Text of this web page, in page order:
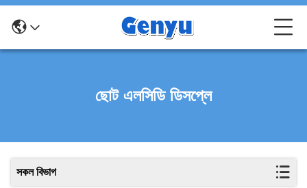
ছোট এলসিডি ডিসপ্লে
সকল বিভাগ